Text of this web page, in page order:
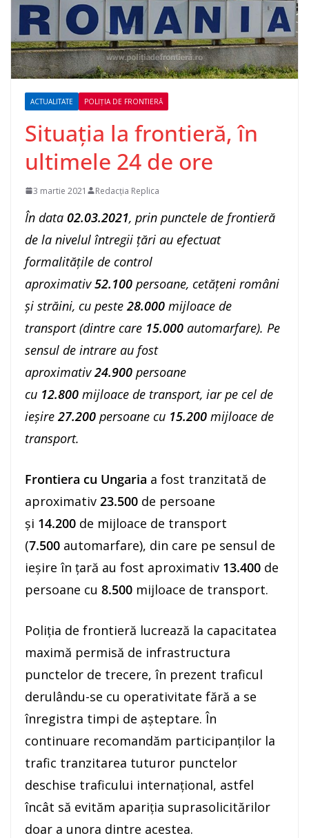
ACTUALITATE POLIȚIA DE FRONTIERĂ
Situaţia la frontieră, în
ultimele 24 de ore
3 martie 2021 Redacția Replica
În data 02.03.2021, prin punctele de frontieră
de la nivelul întregii ţări au efectuat
formalitățile de control
aproximativ52.100 persoane, cetățeni români
și străini, cu peste 28.000 mijloace de
transport (dintre care 15.000 automarfare). Pe
sensul de intrare au fost
aproximativ24.900 persoane
cu 12.800 mijloace de transport, iar pe cel de
ieşire 27.200 persoane cu 15.200 mijloace de
transport.
Frontiera cu Ungaria a fost tranzitată de
aproximativ 23.500 de persoane
şi 14.200 de mijloace de transport
(7.500 automarfare), din care pe sensul de
ieșire în ţară au fost aproximativ 13.400 de
persoane cu 8.500 mijloace de transport.
Poliția de frontieră lucrează la capacitatea
maximă permisă de infrastructura
punctelor de trecere, în prezent traficul
derulându-se cu operativitate fără a se
înregistra timpi de aşteptare. În
continuare recomandăm participanţilor la
trafic tranzitarea tuturor punctelor
deschise traficului internaţional, astfel
încât să evităm apariţia suprasolicitărilor
doar a unora dintre acestea.